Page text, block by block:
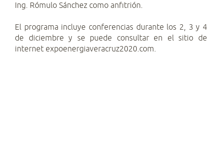
Ing. Rómulo Sánchez como anfitrión.
El programa incluye conferencias durante los 2, 3 y 4
de diciembre y se puede consultar en el sitio de
internet expoenergiaveracruz2020.com.